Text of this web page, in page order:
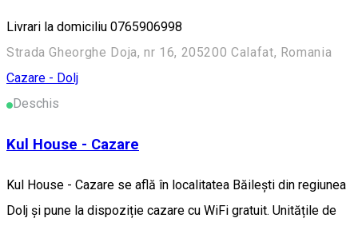
Livrari la domiciliu 0765906998
Strada Gheorghe Doja, nr 16, 205200 Calafat, Romania
Cazare - Dolj
Deschis
Kul House - Cazare
Kul House - Cazare se află în localitatea Băileşti din regiunea
Dolj și pune la dispoziție cazare cu WiFi gratuit. Unitățile de